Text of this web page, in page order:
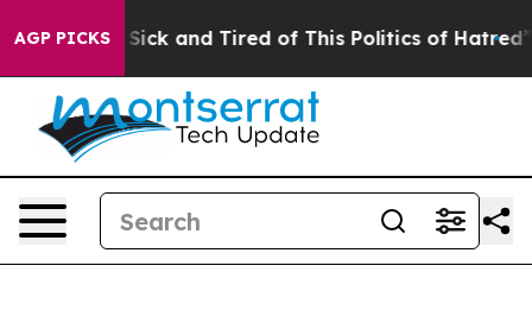
AGP PICKS
Are Sick and Tired of This Politics of Hatred” The